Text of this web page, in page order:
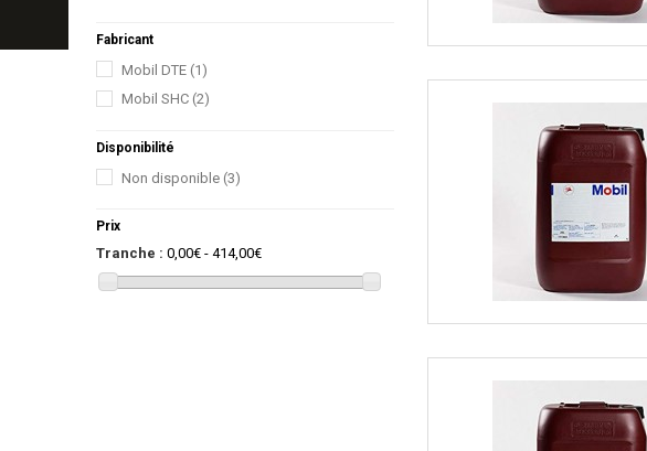
Fabricant
Mobil DTE (1)
Mobil SHC (2)
Disponibilité
Non disponible (3)
Prix
Tranche : 0,00€ - 414,00€